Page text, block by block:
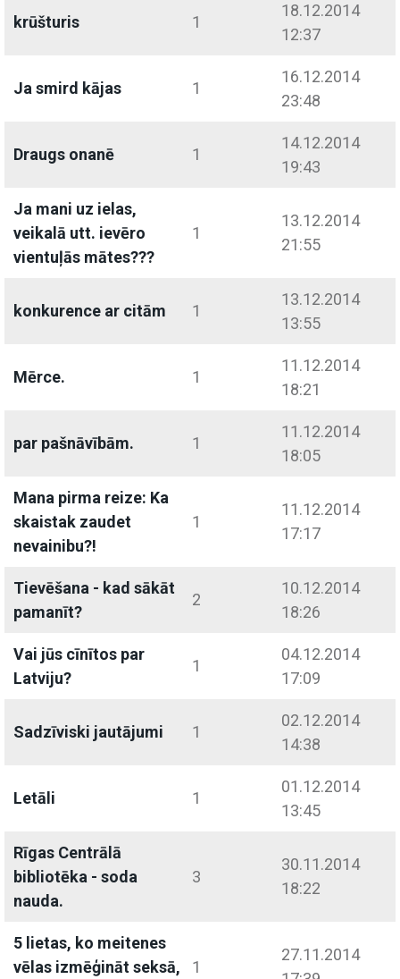
krūšturis 1
18.12.2014
12:37
Ja smird kājas 1
16.12.2014
23:48
Draugs onanē 1
14.12.2014
19:43
Ja mani uz ielas,
veikalā utt. ievēro
vientuļās mātes???
1
13.12.2014
21:55
konkurence ar citām 1
13.12.2014
13:55
Mērce. 1
11.12.2014
18:21
par pašnāvībām. 1
11.12.2014
18:05
Mana pirma reize: Ka
skaistak zaudet
nevainibu?!
1
11.12.2014
17:17
Tievēšana - kad sākāt
pamanīt?
2
10.12.2014
18:26
Vai jūs cīnītos par
Latviju?
1
04.12.2014
17:09
Sadzīviski jautājumi 1
02.12.2014
14:38
Letāli 1
01.12.2014
13:45
Rīgas Centrālā
bibliotēka - soda
nauda.
3
30.11.2014
18:22
5 lietas, ko meitenes
vēlas izmēģināt seksā,
1
27.11.2014